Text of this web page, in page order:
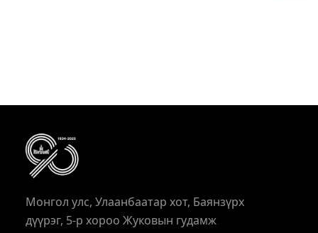
Монгол улс, Улаанбаатар хот, Баянзүрх
дүүрэг, 5-р хороо Жуковын гудамж